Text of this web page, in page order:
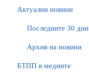
Актуални новини
Последните 30 дни
Архив на новини
БTПП в медиите